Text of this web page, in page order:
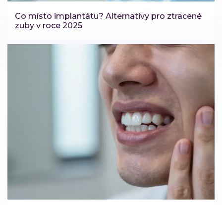
Co místo implantátu? Alternativy pro ztracené
zuby v roce 2025